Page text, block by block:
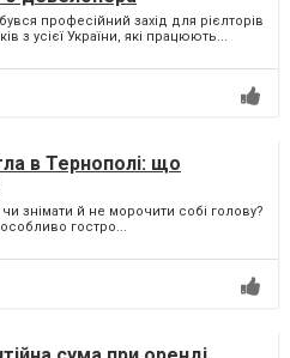
професійний захід для рієлторів
з усієї України, які працюють...
в Тернополі: що
знімати й не морочити собі голову?
гостро...